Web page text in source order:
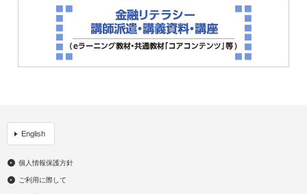
English
個人情報保護方針
ご利用に際して